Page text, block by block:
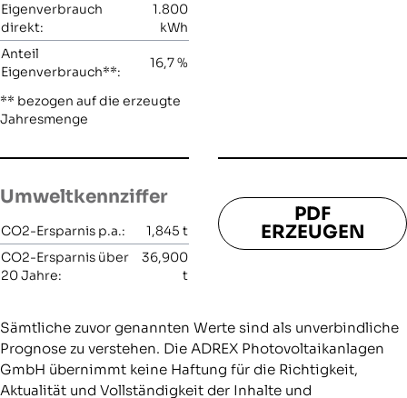
Eigenverbrauch
direkt:
1.800
kWh
Anteil
Eigenverbrauch**:
16,7%
** bezogen auf die erzeugte
Jahresmenge
Umweltkennziffer
CO2-Ersparnis p.a.: 1,845 t
CO2-Ersparnis über
20 Jahre:
36,900
t
PDF
ERZEUGEN
Sämtliche zuvor genannten Werte sind als unverbindliche
Prognose zu verstehen. Die ADREX Photovoltaikanlagen
GmbH übernimmt keine Haftung für die Richtigkeit,
Aktualität und Vollständigkeit der Inhalte und